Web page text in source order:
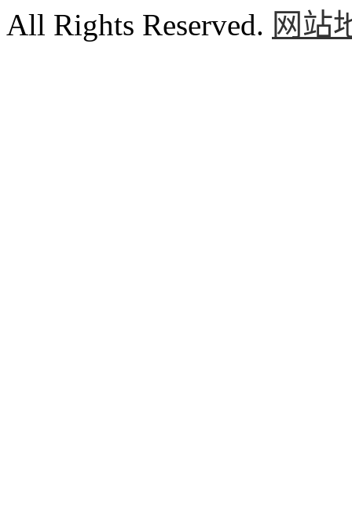
All Rights Reserved. 网站